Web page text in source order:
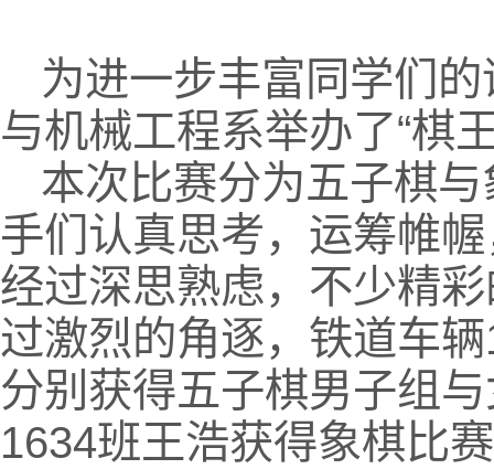
为进一步丰富同学们
与机械工程系举办了“棋
本次比赛分为五子棋
手们认真思考，运筹帷
经过深思熟虑，不少精
过激烈的角逐，铁道车
分别获得五子棋男子组
1634班王浩获得象棋比